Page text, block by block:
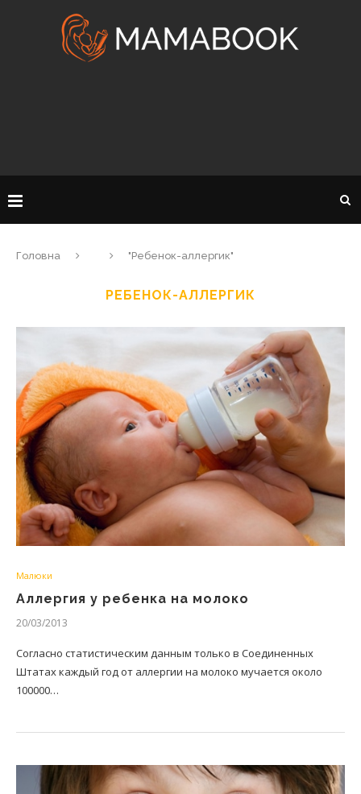
Головна "Ребенок-аллергик"
РЕБЕНОК-АЛЛЕРГИК
Малюки
Аллергия у ребенка на молоко
20/03/2013
Согласно статистическим данным только в Соединенных
Штатах каждый год от аллергии на молоко мучается около
100000…